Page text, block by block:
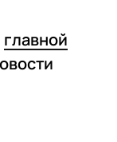
главной